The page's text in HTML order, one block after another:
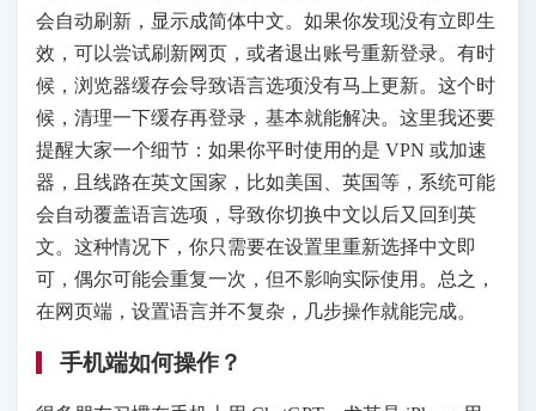
会自动刷新，显示成简体中文。如果你发现没有立即生
效，可以尝试刷新网页，或者退出账号重新登录。有时
候，浏览器缓存会导致语言选项没有马上更新。这个时
候，清理一下缓存再登录，基本就能解决。这里我还要
提醒大家一个细节：如果你平时使用的是 VPN 或加速
器，且线路在英文国家，比如美国、英国等，系统可能
会自动覆盖语言选项，导致你切换中文以后又回到英
文。这种情况下，你只需要在设置里重新选择中文即
可，偶尔可能会重复一次，但不影响实际使用。总之，
在网页端，设置语言并不复杂，几步操作就能完成。
手机端如何操作？